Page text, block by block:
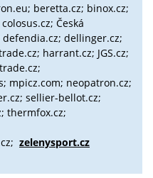
beretta.cz; binox.cz;
Česká
dellinger.cz;
harrant.cz; JGS.cz;
mpicz.com; neopatron.cz;
sellier-bellot.cz;
thermfox.cz;
zelenysport.cz